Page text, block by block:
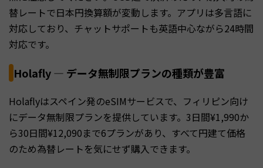
替レートで日本円換算額が変動します。アプリは多言語に
対応しており、チャットサポートも英語中心ながら24時間
対応です。
Holafly — データ無制限プランの種類が豊富
Holaflyはスペイン発のeSIMサービスで、フィリピン向け
にデータ無制限プランを提供しています。3日間¥1,990か
ら30日間¥12,090まで6プランがあり、すべて円建て価格
のため為替レートを気にせず購入できます。